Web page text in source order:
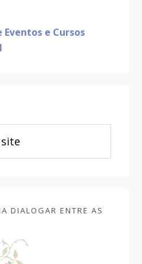
Eventos e Cursos
DIALOGAR ENTRE AS